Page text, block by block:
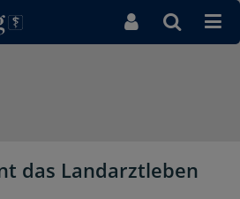
das Landarztleben